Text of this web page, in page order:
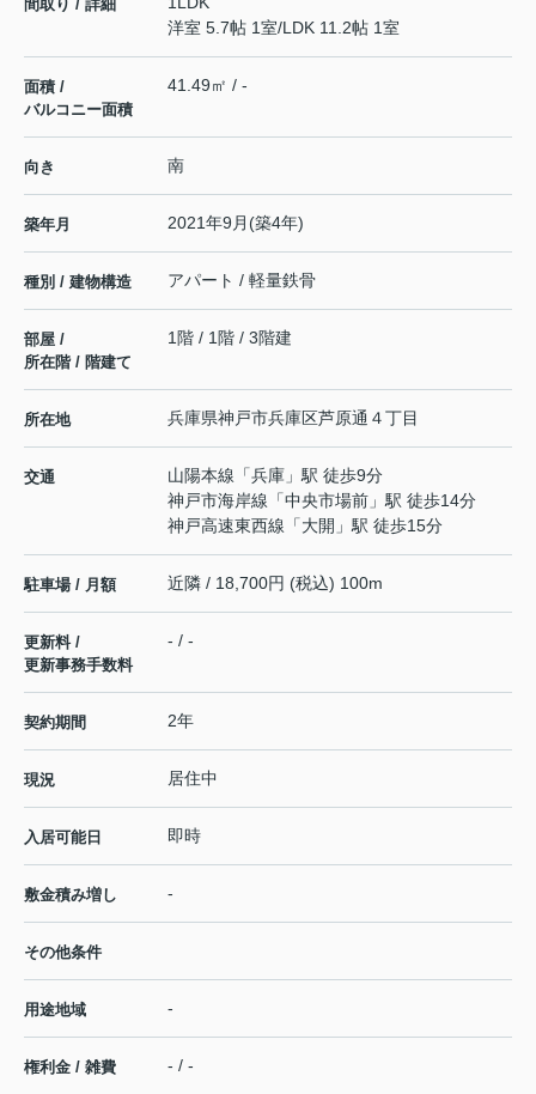
間取り / 詳細
洋室 5.7帖 1室/LDK 11.2帖 1室
面積 /
バルコニー面積
41.49㎡ / -
向き 南
築年月 2021年9月(築4年)
種別 / 建物構造 アパート / 軽量鉄骨
部屋 /
所在階 / 階建て
1階 / 1階 / 3階建
所在地 兵庫県神戸市兵庫区芦原通 ４丁目
交通 山陽本線 「兵庫 」駅 徒歩9分
神戸市海岸線 「中央市場前 」駅 徒歩14分
神戸高速東西線 「大開 」駅 徒歩15分
駐車場 / 月額 近隣 / 18,700円 (税込) 100m
更新料 /
更新事務手数料
- / -
契約期間 2年
現況 居住中
入居可能日 即時
敷金積み増し -
その他条件
用途地域 -
権利金 / 雑費 - / -